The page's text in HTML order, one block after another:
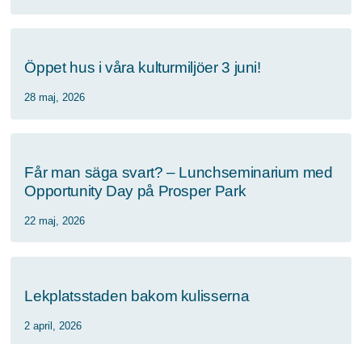
Öppet hus i våra kulturmiljöer 3 juni!
28 maj, 2026
Får man säga svart? – Lunchseminarium med
Opportunity Day på Prosper Park
22 maj, 2026
Lekplatsstaden bakom kulisserna
2 april, 2026